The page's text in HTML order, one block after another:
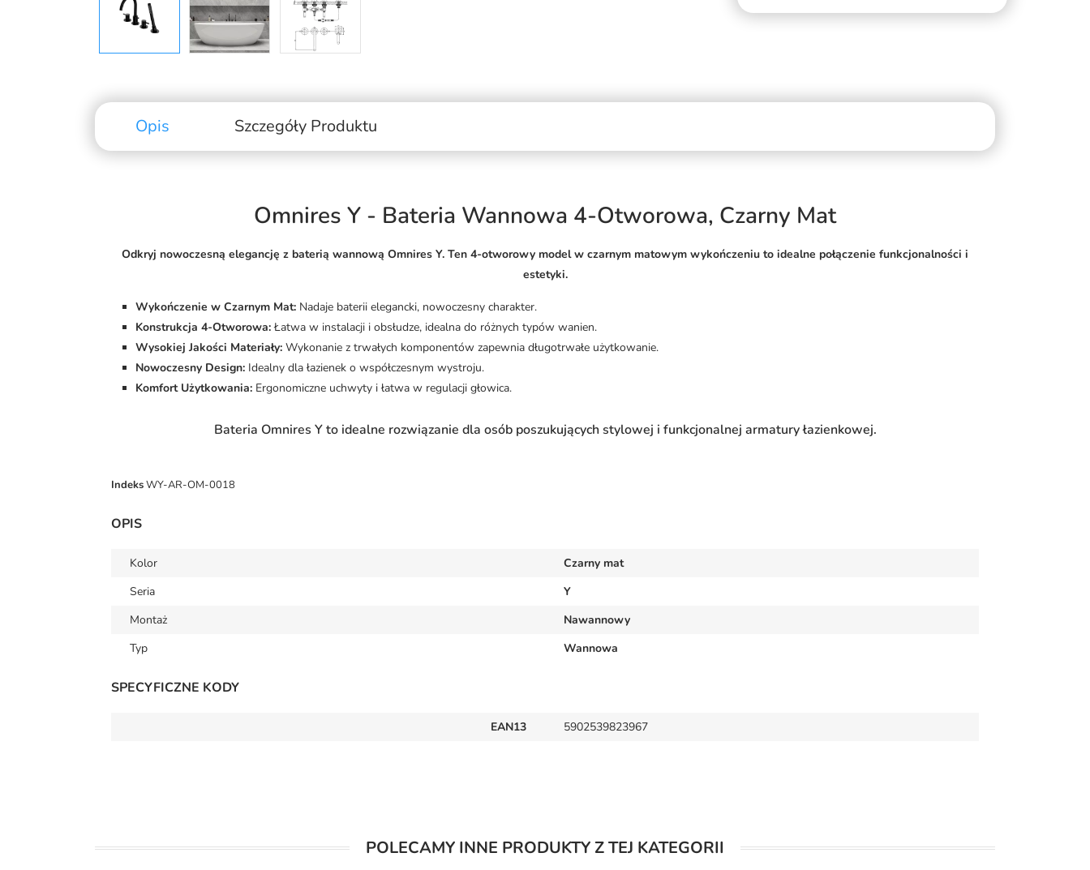
Opis Szczegóły Produktu
Omnires Y - Bateria Wannowa 4-Otworowa, Czarny Mat
Odkryj nowoczesną elegancję z baterią wannową Omnires Y. Ten 4-otworowy model w czarnym matowym wykończeniu to idealne połączenie funkcjonalności i
estetyki.
Wykończenie w Czarnym Mat: Nadaje baterii elegancki, nowoczesny charakter.
Konstrukcja 4-Otworowa: Łatwa w instalacji i obsłudze, idealna do różnych typów wanien.
Wysokiej Jakości Materiały: Wykonanie z trwałych komponentów zapewnia długotrwałe użytkowanie.
Nowoczesny Design: Idealny dla łazienek o współczesnym wystroju.
Komfort Użytkowania: Ergonomiczne uchwyty i łatwa w regulacji głowica.
Bateria Omnires Y to idealne rozwiązanie dla osób poszukujących stylowej i funkcjonalnej armatury łazienkowej.
IndeksWY-AR-OM-0018
OPIS
Kolor
Czarny mat
Seria
Y
Montaż
Nawannowy
Typ
Wannowa
SPECYFICZNE KODY
EAN13 5902539823967
POLECAMY INNE PRODUKTY Z TEJ KATEGORII